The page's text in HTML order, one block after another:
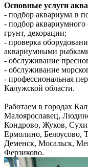
Основные услуги
- подбор аквариума в
- подбор аквариумного
грунт, декорации;
- проверка
аквариумными
- обслуживание
- обслуживание
- профессиональная
Калужской области.
Работаем в городах
Малоярославец,
Кондрово, Жуков,
Ермолино, Белоусово,
Деменск, Мосальск,
Ферзиково.